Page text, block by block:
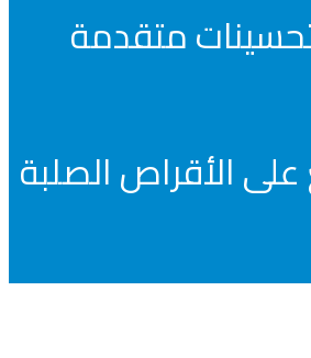
متقدمة
الأقراص الصلبة